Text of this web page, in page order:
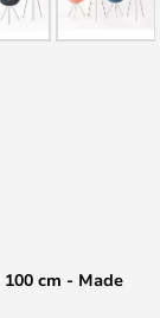
cm - Made